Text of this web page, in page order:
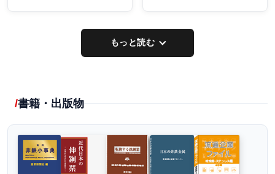
もっと読む
書籍・出版物